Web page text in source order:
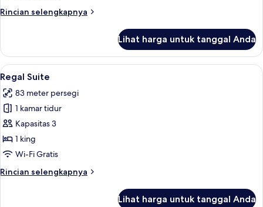
Great
Rincian selengkapnya
Rincian
Gold
Two
Queen
Mountain
Great
View
Lihat harga untuk tanggal Anda
Lihat
semua
foto
untuk
Regal
Suite
Seprai katun Mesir, seprai premium,
4
Regal Suite
83 meter persegi
1 kamar tidur
Kapasitas 3
1 king
Wi-Fi Gratis
Rincian selengkapnya
Rincian
Lihat harga untuk tanggal Anda